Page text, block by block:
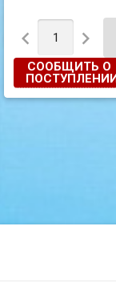
 
СООБЩИТЬ О